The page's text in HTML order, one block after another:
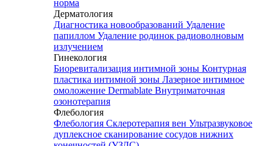
норма
Дерматология
Диагностика новообразований Удаление
папиллом Удаление родинок радиоволновым
излучением
Гинекология
Биоревитализация интимной зоны Контурная
пластика интимной зоны Лазерное интимное
омоложение Dermablate Внутриматочная
озонотерапия
Флебология
Флебология Склеротерапия вен Ультразвуковое
дуплексное сканирование сосудов нижних